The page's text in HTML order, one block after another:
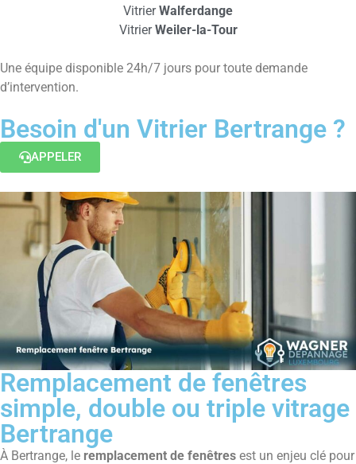
VitrierWalferdange
VitrierWeiler-la-Tour
Une équipe disponible 24h/7 jours pour toute demande
d’intervention.
Besoin d'un Vitrier Bertrange ?
APPELER
Remplacement de fenêtres
simple, double ou triple vitrage
Bertrange
À Bertrange, le remplacement de fenêtres est un enjeu clé pour